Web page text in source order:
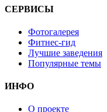
СЕРВИСЫ
Фотогалерея
Фитнес-гид
Лучшие заведения
Популярные темы
ИНФО
О проекте